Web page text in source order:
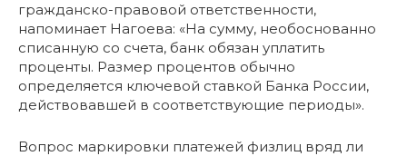
гражданско-правовой ответственности,
напоминает Нагоева: «На сумму, необоснованно
списанную со счета, банк обязан уплатить
проценты. Размер процентов обычно
определяется ключевой ставкой Банка России,
действовавшей в соответствующие периоды».
Вопрос маркировки платежей физлиц вряд ли